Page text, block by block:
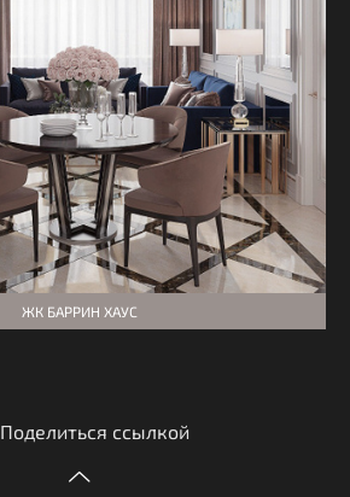
ЖК БАРРИН ХАУС
Поделиться ссылкой